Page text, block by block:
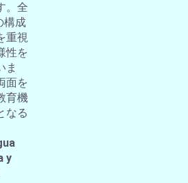
。全
構成
重視
性を
ま
面を
育機
なる
y